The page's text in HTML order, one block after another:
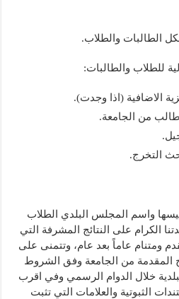
للطلاب والطالبات:
الاضافية (اذا وجدت).
من الجامعة.
التخرج.
واسم المجلس البلدي الطلاب
الكرام على النتائج المشرفة التي
ومتنام عاماً بعد عام، وتتمنى على
المقدمة من الجامعة وفق الشروط
خلال الدوام الرسمي وفي اقرب
الثبوتية والعلامات التي تثبت